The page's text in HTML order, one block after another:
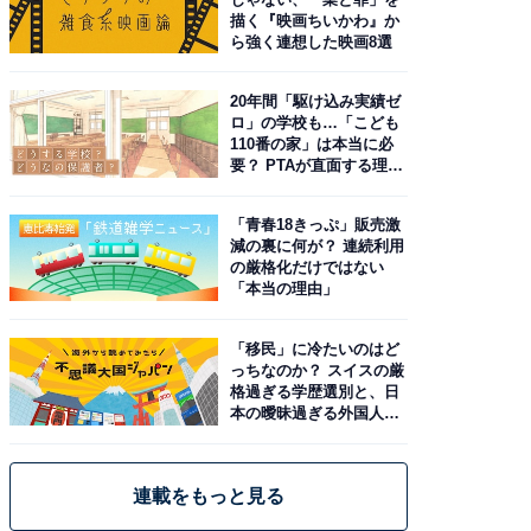
描く『映画ちいかわ』か
ら強く連想した映画8選
20年間「駆け込み実績ゼ
ロ」の学校も…「こども
110番の家」は本当に必
要？ PTAが直面する理想
「青春18きっぷ」販売激
減の裏に何が？ 連続利用
の厳格化だけではない
「本当の理由」
「移民」に冷たいのはど
っちなのか？ スイスの厳
格過ぎる学歴選別と、日
本の曖昧過ぎる外国人政
連載をもっと見る